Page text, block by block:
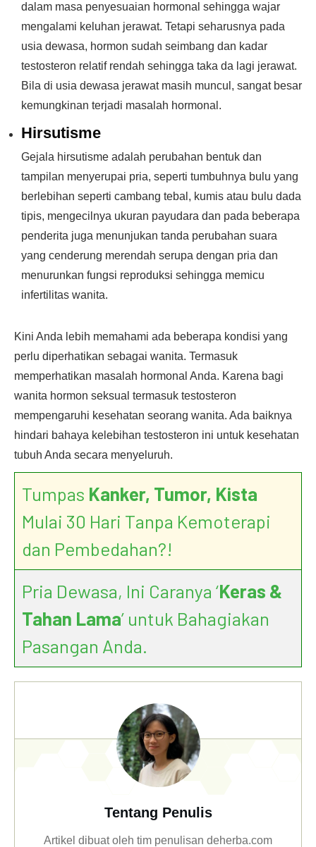
dalam masa penyesuaian hormonal sehingga wajar
mengalami keluhan jerawat. Tetapi seharusnya pada
usia dewasa, hormon sudah seimbang dan kadar
testosteron relatif rendah sehingga taka da lagi jerawat.
Bila di usia dewasa jerawat masih muncul, sangat besar
kemungkinan terjadi masalah hormonal.
Hirsutisme
Gejala hirsutisme adalah perubahan bentuk dan
tampilan menyerupai pria, seperti tumbuhnya bulu yang
berlebihan seperti cambang tebal, kumis atau bulu dada
tipis, mengecilnya ukuran payudara dan pada beberapa
penderita juga menunjukan tanda perubahan suara
yang cenderung merendah serupa dengan pria dan
menurunkan fungsi reproduksi sehingga memicu
infertilitas wanita.
Kini Anda lebih memahami ada beberapa kondisi yang
perlu diperhatikan sebagai wanita. Termasuk
memperhatikan masalah hormonal Anda. Karena bagi
wanita hormon seksual termasuk testosteron
mempengaruhi kesehatan seorang wanita. Ada baiknya
hindari bahaya kelebihan testosteron ini untuk kesehatan
tubuh Anda secara menyeluruh.
Tumpas Kanker, Tumor, Kista
Mulai 30 Hari Tanpa Kemoterapi
dan Pembedahan?!
Pria Dewasa, Ini Caranya ‘Keras &
Tahan Lama’ untuk Bahagiakan
Pasangan Anda.
Tentang Penulis
Artikel dibuat oleh tim penulisan deherba.com